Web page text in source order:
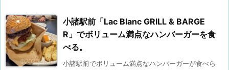
小諸駅前「Lac Blanc GRILL & BARGE
R」でボリューム満点なハンバーガーを食
べる。
小諸駅前でボリューム満点なハンバーガーが食べら